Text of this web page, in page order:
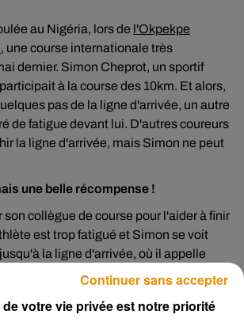
au Nigéria, lors de l'Okpekpe
, une course internationale très
dernier. Simon Cheprot, un sportif
à la course des 10km. Et alors,
pas de la ligne d'arrivée, un autre
de fatigue devant lui. D'autres coureurs
la ligne d'arrivée, mais Simon ne peut
une belle récompense !
son collègue de course pour l'aider à finir
est trop fatigué et Simon se voit
la ligne d'arrivée, où il appelle
Le Kenyan vient de sacrifier sa course,
d'entrainement, mais il est fier d'avoir pu
Il n'a d'ailleurs remporté aucune
votre vie privée est notre priorité
Continuer sans accepter